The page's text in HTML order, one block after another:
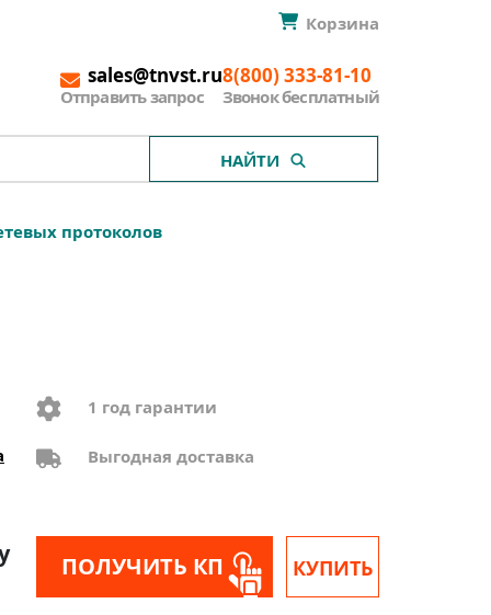
Корзина
sales@tnvst.ru
Отправить запрос
8(800) 333-81-10
Звонок бесплатный
НАЙТИ
протоколов
1 год гарантии
Выгодная доставка
ПОЛУЧИТЬ КП КУПИТЬ